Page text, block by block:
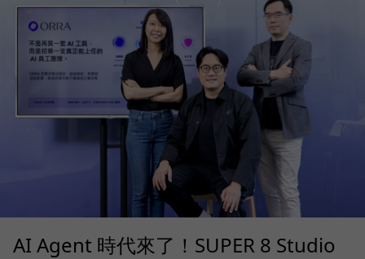
AI Agent 時代來了！SUPER 8 Studio